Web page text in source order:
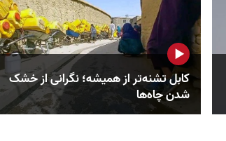
کابل تشنه‌تر از همیشه؛ نگرانی از خشک‌
شدن چاه‌ها